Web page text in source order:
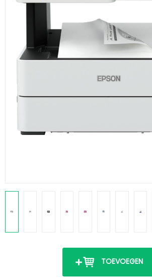
TOEVOEGEN